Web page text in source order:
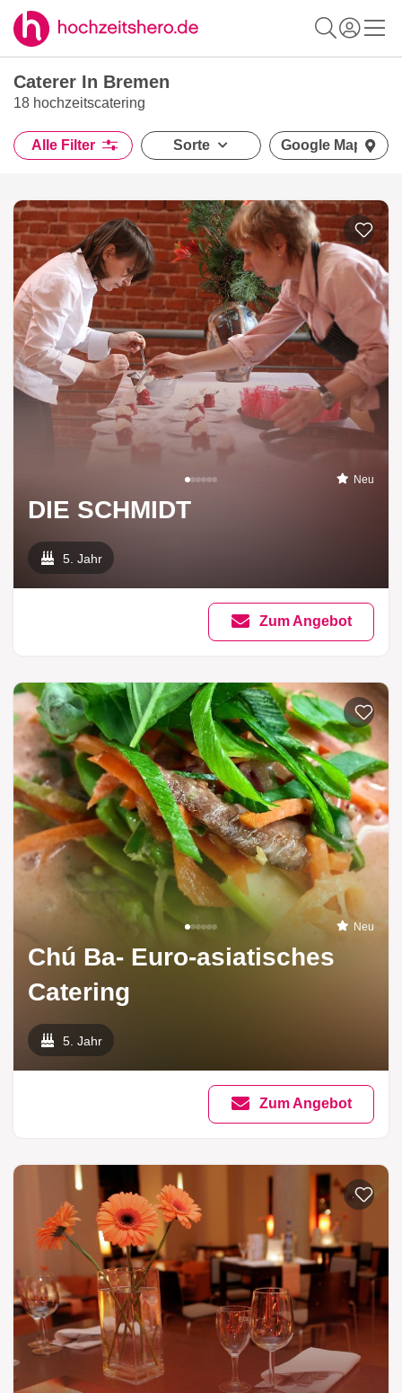
Caterer In Bremen
18 hochzeitscatering
Alle Filter Sorte Google Maps
Neu
DIE SCHMIDT
5. Jahr
Zum Angebot
Neu
Chú Ba- Euro-asiatisches
Catering
5. Jahr
Zum Angebot
Zur